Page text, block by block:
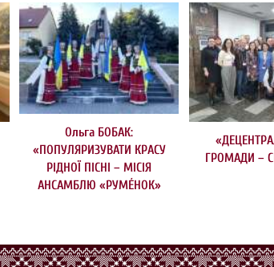
Ольга БОБАК:
«ПОПУЛЯРИЗУВАТИ КРАСУ
РІДНОЇ ПІСНІ – МІСІЯ
АНСАМБЛЮ «РУМÉНОК»
ГРОМАДИ –